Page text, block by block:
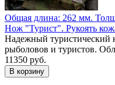
Общая длина: 262 мм.
Нож "Турист". Рукоять
Надежный туристический
рыболовов и туристов.
11350 руб.